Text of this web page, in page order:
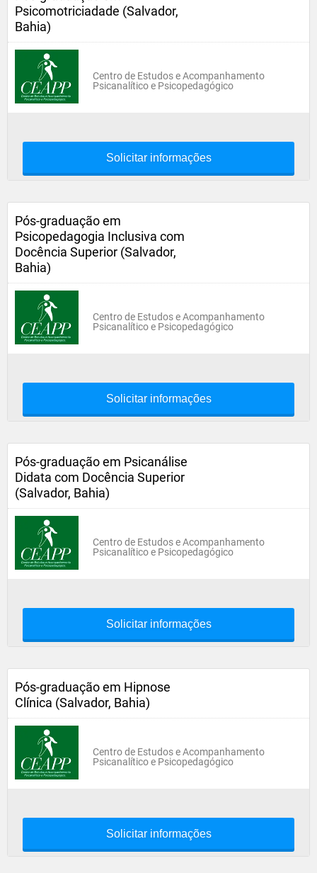
Psicomotriciadade (Salvador,
Bahia)
Centro de Estudos e Acompanhamento
Psicanalítico e Psicopedagógico
Solicitar informações
Pós-graduação em
Psicopedagogia Inclusiva com
Docência Superior (Salvador,
Bahia)
Centro de Estudos e Acompanhamento
Psicanalítico e Psicopedagógico
Solicitar informações
Pós-graduação em Psicanálise
Didata com Docência Superior
(Salvador, Bahia)
Centro de Estudos e Acompanhamento
Psicanalítico e Psicopedagógico
Solicitar informações
Pós-graduação em Hipnose
Clínica (Salvador, Bahia)
Centro de Estudos e Acompanhamento
Psicanalítico e Psicopedagógico
Solicitar informações